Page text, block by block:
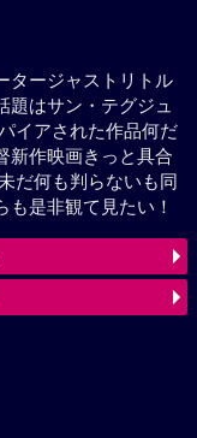
ゲータージャス
ープ世界の話題
,本篇もまた星にイ
い出しながら。ま
が悪くなるの中の
ないも同名作品を
是非観て見たい！